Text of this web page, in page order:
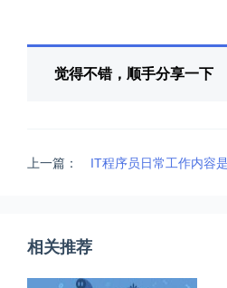
觉得不错，顺手分享一下
上一篇： IT程序员日常工作内容
相关推荐